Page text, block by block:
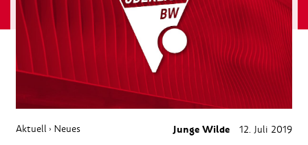
Aktuell › Neues Junge Wilde 12. Juli 2019